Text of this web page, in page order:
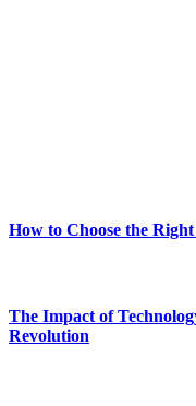
How to Choose the
The Impact of
Revolution